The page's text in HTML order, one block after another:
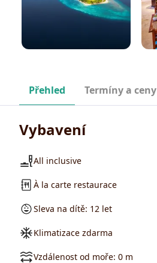
Přehled Termíny a ceny
Vybavení
All inclusive
À la carte restaurace
Sleva na dítě: 12 let
Klimatizace zdarma
Vzdálenost od moře: 0 m